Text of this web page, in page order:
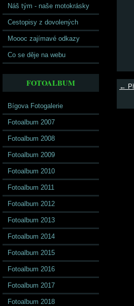
Náš tým - naše motokrásky
Cestopisy z dovolených
Moooc zajímavé odkazy
Co se děje na webu
FOTOALBUM
Bígova Fotogalerie
Fotoalbum 2007
Fotoalbum 2008
Fotoalbum 2009
Fotoalbum 2010
Fotoalbum 2011
Fotoalbum 2012
Fotoalbum 2013
Fotoalbum 2014
Fotoalbum 2015
Fotoalbum 2016
Fotoalbum 2017
Fotoalbum 2018
←